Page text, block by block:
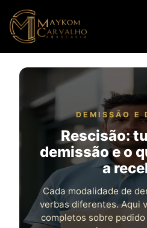
DEMISSÃO E
Rescisão:
demissão e o
a
Cada modalidade de
verbas diferentes. Aqui
completos sobre